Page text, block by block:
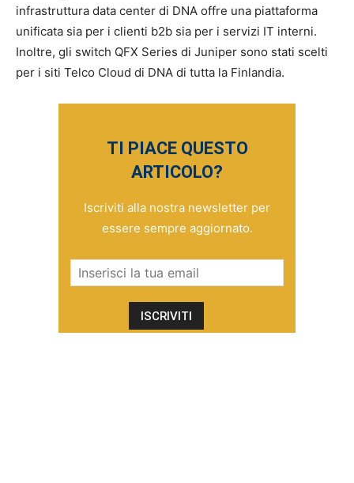
infrastruttura data center di DNA offre una piattaforma
unificata sia per i clienti b2b sia per i servizi IT interni.
Inoltre, gli switch QFX Series di Juniper sono stati scelti
per i siti Telco Cloud di DNA di tutta la Finlandia.
TI PIACE QUESTO
ARTICOLO?
Iscriviti alla nostra newsletter per
essere sempre aggiornato.